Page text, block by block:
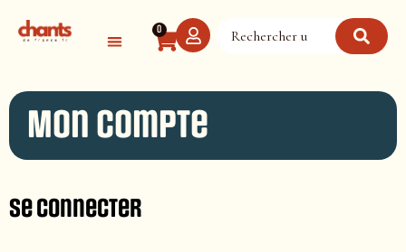
0
Mon compte
Se connecter